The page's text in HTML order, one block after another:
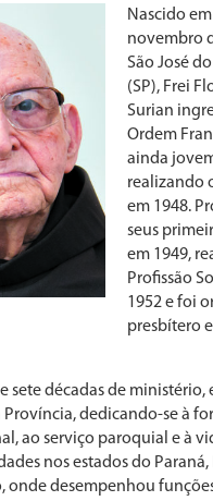
Nascido
novembro
São José
(SP), Frei
Surian
Ordem
ainda
realizando
em 1948.
seus
em 1949,
Profissão
1952 e foi
presbítero
sete décadas de ministério,
Província, dedicando-se à
ao serviço paroquial e à
nos estados do Paraná,
onde desempenhou